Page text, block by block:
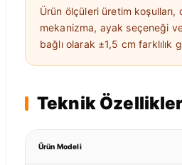
Ürün ölçüleri üretim koşulları,
mekanizma, ayak seçeneği
bağlı olarak ±1,5 cm farklılık
Teknik Özellikler
Ürün Modeli